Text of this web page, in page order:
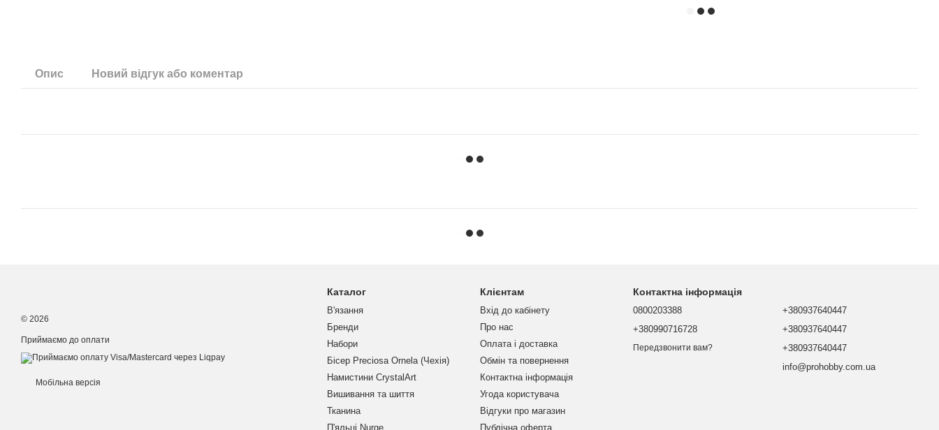
Опис Новий відгук або коментар
© 2026
Приймаємо до оплати
Мобільна версія
Каталог
В'язання
Бренди
Набори
Бісер Preciosa Ornela (Чехія)
Намистини CrystalArt
Вишивання та шиття
Тканина
П'яльці Nurge
Клієнтам
Вхід до кабінету
Про нас
Оплата і доставка
Обмін та повернення
Контактна інформація
Угода користувача
Відгуки про магазин
Публічна оферта
Контактна інформація
0800203388
+380990716728
Передзвонити вам?
+380937640447
+380937640447
+380937640447
info@prohobby.com.ua